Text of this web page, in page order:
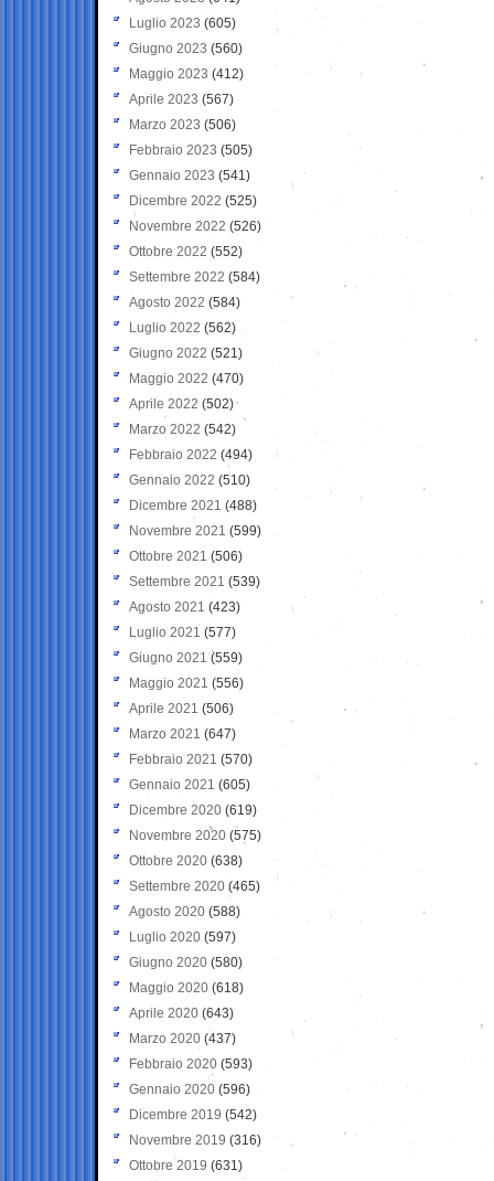
Luglio 2023 (605)
Giugno 2023 (560)
Maggio 2023 (412)
Aprile 2023 (567)
Marzo 2023 (506)
Febbraio 2023 (505)
Gennaio 2023 (541)
Dicembre 2022 (525)
Novembre 2022 (526)
Ottobre 2022 (552)
Settembre 2022 (584)
Agosto 2022 (584)
Luglio 2022 (562)
Giugno 2022 (521)
Maggio 2022 (470)
Aprile 2022 (502)
Marzo 2022 (542)
Febbraio 2022 (494)
Gennaio 2022 (510)
Dicembre 2021 (488)
Novembre 2021 (599)
Ottobre 2021 (506)
Settembre 2021 (539)
Agosto 2021 (423)
Luglio 2021 (577)
Giugno 2021(559)
Maggio 2021 (556)
Aprile 2021 (506)
Marzo 2021 (647)
Febbraio 2021 (570)
Gennaio 2021 (605)
Dicembre 2020 (619)
Novembre 2020 (575)
Ottobre 2020 (638)
Settembre 2020(465)
Agosto 2020 (588)
Luglio 2020 (597)
Giugno 2020 (580)
Maggio 2020 (618)
Aprile 2020 (643)
Marzo 2020 (437)
Febbraio 2020 (593)
Gennaio 2020 (596)
Dicembre 2019 (542)
Novembre 2019 (316)
Ottobre 2019 (631)